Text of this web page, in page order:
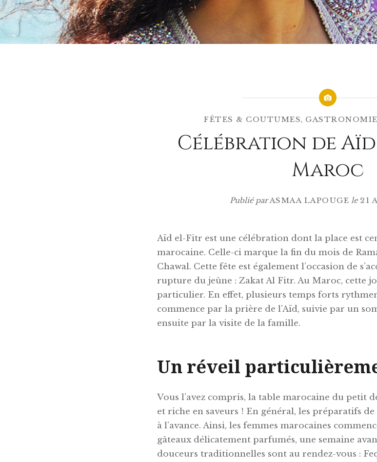
FÊTES & COUTUMES GASTRONOMIE
Célébration de
Maroc
Publié parASMAA LAPOUGE le 21
Aïd el-Fitr est une célébration dont la place est
marocaine. Celle-ci marque la fin du mois de
Chawal. Cette fête est également l’occasion de
rupture du jeûne : Zakat Al Fitr. Au Maroc, cette
particulier. En effet, plusieurs temps forts
commence par la prière de l’Aïd, suivie par un
ensuite par la visite de la famille.
Un réveil
Vous l’avez compris, la table marocaine du petit
et riche en saveurs ! En général, les préparatifs
à l’avance. Ainsi, les femmes marocaines
gâteaux délicatement parfumés, une semaine
douceurs traditionnelles sont au rendez-vous :